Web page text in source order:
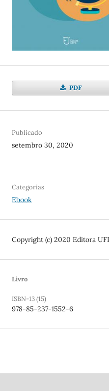
PDF
Publicado
setembro 30, 2020
Categorias
Ebook
Copyright (c) 2020 Editora
Livro
ISBN-13 (15)
978-85-237-1552-6